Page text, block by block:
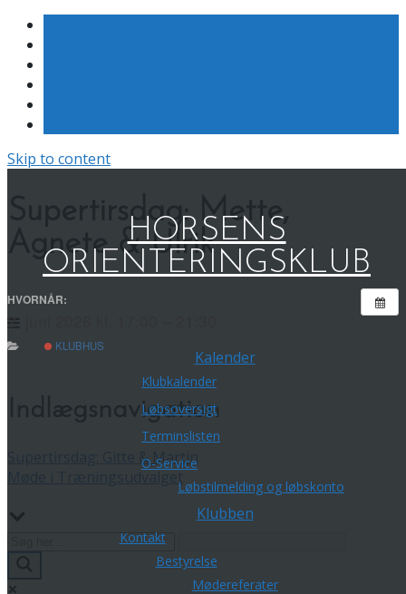
Skip to content
HORSENS
ORIENTERINGSKLUB
Kalender
Klubkalender
Løbsoversigt
Terminslisten
O-Service
Løbstilmelding og løbskonto
Klubben
Kontakt
Bestyrelse
Mødereferater
Supertirsdag: Mette,
Agnete & Ulrik
HVORNÅR:
KLUBHUS
Indlægsnavigation
Supertirsdag: Gitte & Martin